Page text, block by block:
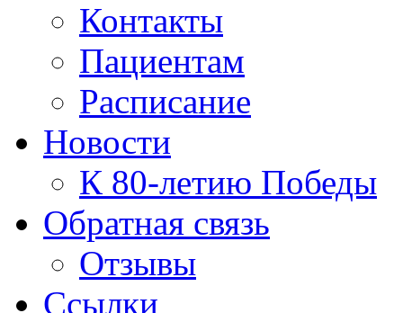
Контакты
Пациентам
Расписание
Новости
К 80-летию Победы
Обратная связь
Отзывы
Ссылки